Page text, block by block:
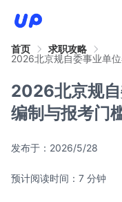
首页
求职攻略
2026北京规自委事业单
2026北京规
编制与报考门
发布于： 2026/5/28
预计阅读时间：7 分钟